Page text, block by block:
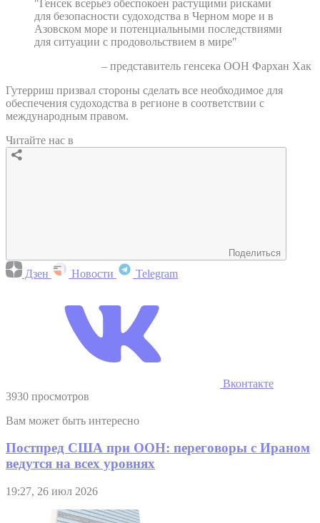
"Генсек всерьез обеспокоен растущими рисками
для безопасности судоходства в Черном море и в
Азовском море и потенциальными последствиями
для ситуации с продовольствием в мире"
– представитель генсека ООН Фархан Хак
Гутерриш призвал стороны сделать все необходимое для
обеспечения судоходства в регионе в соответствии с
международным правом.
Читайте нас в
Поделиться
Дзен Новости Telegram
Вконтакте
3930 просмотров
Вам может быть интересно
Постпред США при ООН: переговоры с Ираном
ведутся на всех уровнях
19:27, 26 июл 2026